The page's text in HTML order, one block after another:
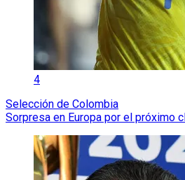
4
Selección de Colombia
Sorpresa en Europa por el próximo